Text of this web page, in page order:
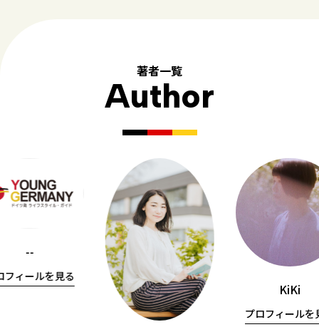
著者一覧
Author
--
フィールを見る
KiKi
プロフィールを